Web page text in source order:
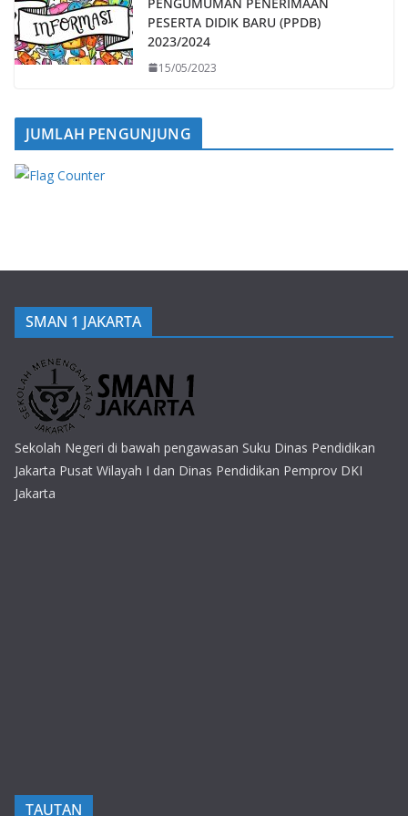
PESERTA DIDIK BARU (PPDB)
2023/2024
15/05/2023
JUMLAH PENGUNJUNG
SMAN 1 JAKARTA
Sekolah Negeri di bawah pengawasan Suku Dinas Pendidikan
Jakarta Pusat Wilayah I dan Dinas Pendidikan Pemprov DKI
Jakarta
TAUTAN